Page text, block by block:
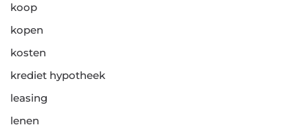
koop
kopen
kosten
krediet hypotheek
leasing
lenen